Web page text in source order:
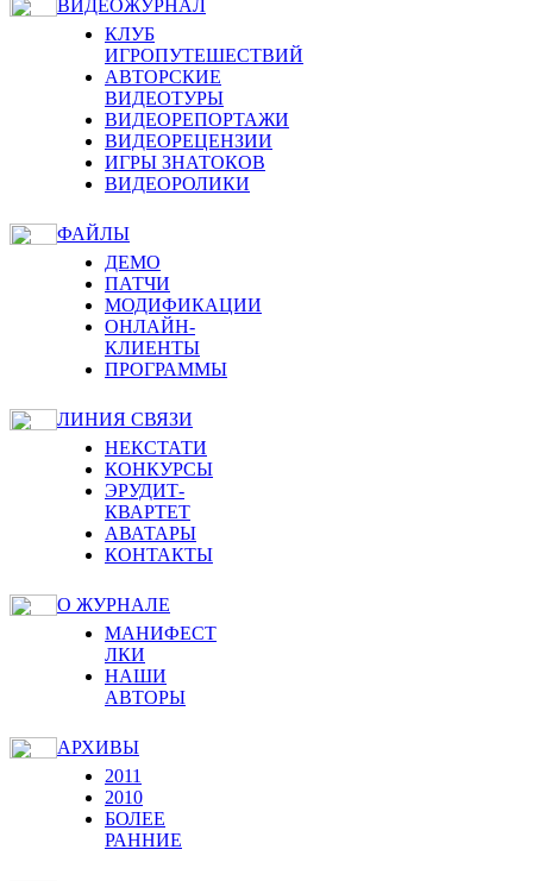
ВИДЕОЖУРНАЛ
КЛУБ
ИГРОПУТЕШЕСТВИЙ
АВТОРСКИЕ
ВИДЕОТУРЫ
ВИДЕОРЕПОРТАЖИ
ВИДЕОРЕЦЕНЗИИ
ИГРЫ ЗНАТОКОВ
ВИДЕОРОЛИКИ
ФАЙЛЫ
ДЕМО
ПАТЧИ
МОДИФИКАЦИИ
ОНЛАЙН-
КЛИЕНТЫ
ПРОГРАММЫ
ЛИНИЯ СВЯЗИ
НЕКСТАТИ
КОНКУРСЫ
ЭРУДИТ-
КВАРТЕТ
АВАТАРЫ
КОНТАКТЫ
О ЖУРНАЛЕ
МАНИФЕСТ
ЛКИ
НАШИ
АВТОРЫ
АРХИВЫ
2011
2010
БОЛЕЕ
РАННИЕ